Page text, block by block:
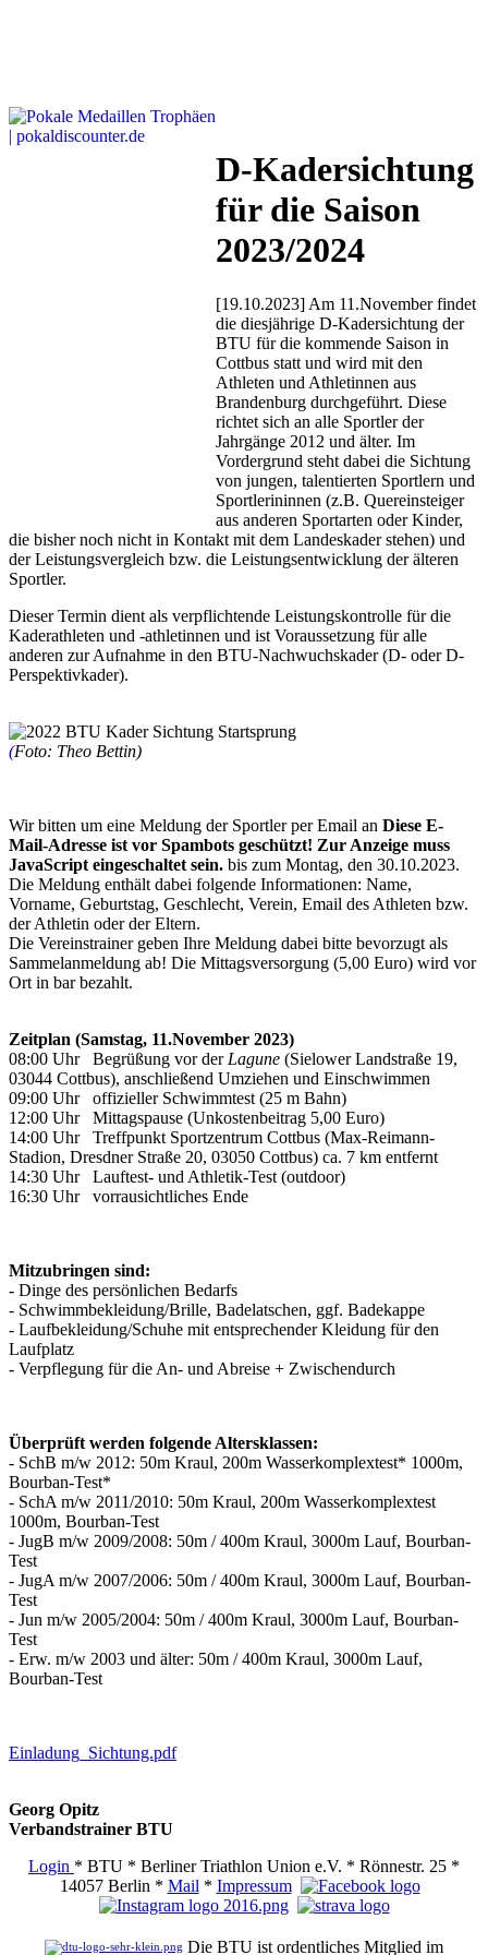
D-Kadersichtung
für die Saison
2023/2024
[19.10.2023] Am 11.November findet
die diesjährige D-Kadersichtung der
BTU für die kommende Saison in
Cottbus statt und wird mit den
Athleten und Athletinnen aus
Brandenburg durchgeführt. Diese
richtet sich an alle Sportler der
Jahrgänge 2012 und älter. Im
Vordergrund steht dabei die Sichtung
von jungen, talentierten Sportlern und
Sportlerininnen (z.B. Quereinsteiger
aus anderen Sportarten oder Kinder,
die bisher noch nicht in Kontakt mit dem Landeskader stehen) und
der Leistungsvergleich bzw. die Leistungsentwicklung der älteren
Sportler.
Dieser Termin dient als verpflichtende Leistungskontrolle für die
Kaderathleten und -athletinnen und ist Voraussetzung für alle
anderen zur Aufnahme in den BTU-Nachwuchskader (D- oder D-
Perspektivkader).
(Foto: Theo Bettin)
Wir bitten um eine Meldung der Sportler per Email an Diese E-
Mail-Adresse ist vor Spambots geschützt! Zur Anzeige muss
JavaScript eingeschaltet sein. bis zum Montag, den 30.10.2023.
Die Meldung enthält dabei folgende Informationen: Name,
Vorname, Geburtstag, Geschlecht, Verein, Email des Athleten bzw.
der Athletin oder der Eltern.
Die Vereinstrainer geben Ihre Meldung dabei bitte bevorzugt als
Sammelanmeldung ab! Die Mittagsversorgung (5,00 Euro) wird vor
Ort in bar bezahlt.
Zeitplan (Samstag, 11.November 2023)
08:00 Uhr Begrüßung vor der Lagune (Sielower Landstraße 19,
03044 Cottbus), anschließend Umziehen und Einschwimmen
09:00 Uhr offizieller Schwimmtest (25 m Bahn)
12:00 Uhr Mittagspause (Unkostenbeitrag 5,00 Euro)
14:00 Uhr Treffpunkt Sportzentrum Cottbus (Max-Reimann-
Stadion, Dresdner Straße 20, 03050 Cottbus) ca. 7 km entfernt
14:30 Uhr Lauftest- und Athletik-Test (outdoor)
16:30 Uhr vorrausichtliches Ende
Mitzubringen sind:
- Dinge des persönlichen Bedarfs
- Schwimmbekleidung/Brille, Badelatschen, ggf. Badekappe
- Laufbekleidung/Schuhe mit entsprechender Kleidung für den
Laufplatz
- Verpflegung für die An- und Abreise + Zwischendurch
Überprüft werden folgende Altersklassen:
- SchB m/w 2012: 50m Kraul, 200m Wasserkomplextest* 1000m,
Bourban-Test*
- SchA m/w 2011/2010: 50m Kraul, 200m Wasserkomplextest
1000m, Bourban-Test
- JugB m/w 2009/2008: 50m / 400m Kraul, 3000m Lauf, Bourban-
Test
- JugA m/w 2007/2006: 50m / 400m Kraul, 3000m Lauf, Bourban-
Test
- Jun m/w 2005/2004: 50m / 400m Kraul, 3000m Lauf, Bourban-
Test
- Erw. m/w 2003 und älter: 50m / 400m Kraul, 3000m Lauf,
Bourban-Test
Einladung_Sichtung.pdf
Georg Opitz
Verbandstrainer BTU
Login * BTU * Berliner Triathlon Union e.V. * Rönnestr. 25 *
14057 Berlin * Mail * Impressum
Die BTU ist ordentliches Mitglied im